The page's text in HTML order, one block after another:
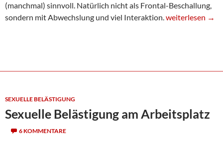
(manchmal) sinnvoll. Natürlich nicht als Frontal-Beschallung,
sondern mit Abwechslung und viel Interaktion.Online
weiterlesen →
SEXUELLE BELÄSTIGUNG
Sexuelle Belästigung am Arbeitsplatz
6 KOMMENTARE